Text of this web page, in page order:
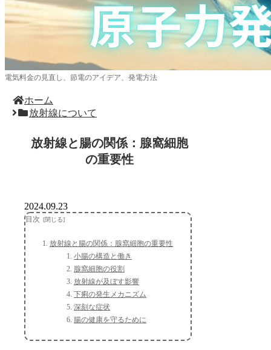
電気料金の見直し、節電のアイデア、発電方法
ホーム
放射線について
放射線と腸の関係：腺窩細胞
の重要性
2024.09.23
目次
放射線と腸の関係：腺窩細胞の重要性
小腸の構造と働き
腺窩細胞の役割
放射線が及ぼす影響
下痢の発生メカニズム
深刻な症状
腸の健康を守るために